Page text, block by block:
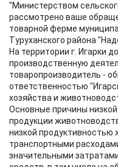
"Министерством
рассмотрено ваше
товарной ферме
Туруханского района
На территории г. Игарки
производственную
товаропроизводитель -
ответственностью
хозяйства и
Основные причины
продукции
низкой продуктивностью
транспортными
значительными